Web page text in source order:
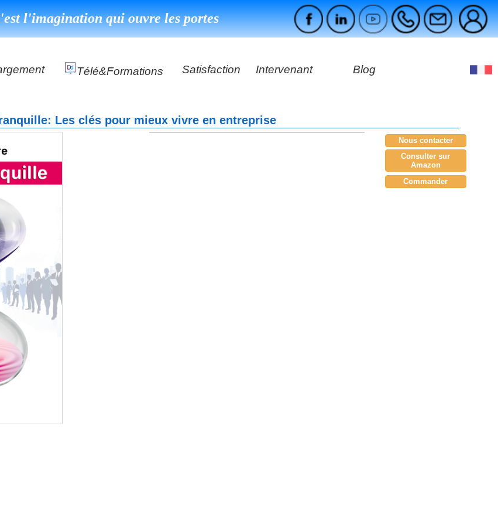
l'imagination qui ouvre les portes
Excellence Opérationnel Formation
Excellence Opérationnel Audit
Télé&formations Satisfaction
Témoignages
Intervenant Blog
Les clés pour mieux vivre en entreprise
Nous contacter
Consulter sur
Amazon
Commander